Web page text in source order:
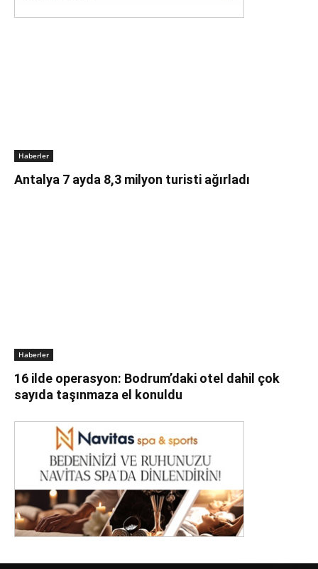
Haberler
Antalya 7 ayda 8,3 milyon turisti ağırladı
Haberler
16 ilde operasyon: Bodrum’daki otel dahil çok
sayıda taşınmaza el konuldu